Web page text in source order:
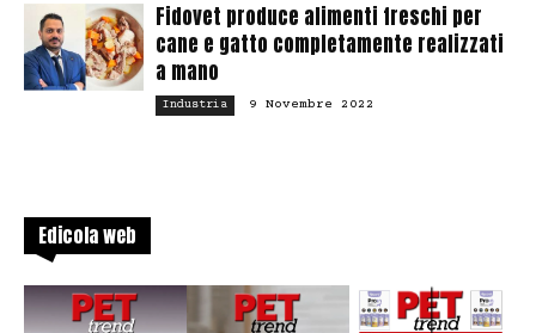
Fidovet produce alimenti freschi per
cane e gatto completamente realizzati
a mano
Industria 9 Novembre 2022
Edicola web